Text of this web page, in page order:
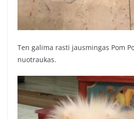
Ten galima rasti jausmingas Pom
nuotraukas.